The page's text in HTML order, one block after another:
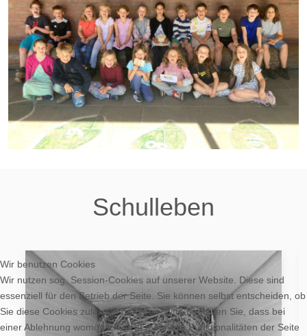
Schulleben
Wir benutzen Cookies
Wir nutzen sog. Session-Cookies auf unserer Website. Diese sind
essenziell für den Betrieb der Seite. Sie können selbst entscheiden, ob
Sie diese Cookies zulassen möchten. Bitte beachten Sie, dass bei
einer Ablehnung womöglich nicht mehr alle Funktionalitäten der Seite